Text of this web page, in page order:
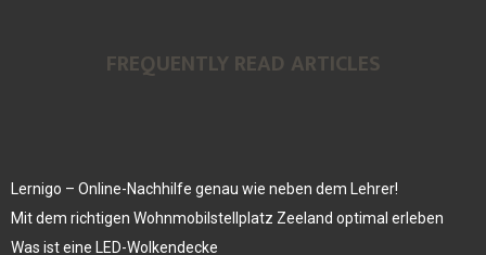
FREQUENTLY READ ARTICLES
Lernigo – Online-Nachhilfe genau wie neben dem Lehrer!
Mit dem richtigen Wohnmobilstellplatz Zeeland optimal erleben
Was ist eine LED-Wolkendecke